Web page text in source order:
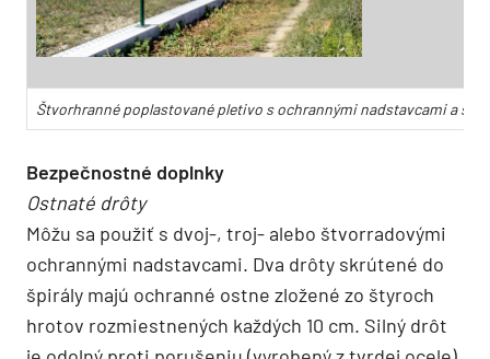
Štvorhranné poplastované pletivo s ochrannými nadstavcami a s
Bezpečnostné doplnky
Ostnaté drôty
Môžu sa použiť s dvoj-, troj- alebo štvorradovými
ochrannými nadstavcami. Dva drôty skrútené do
špirály majú ochranné ostne zložené zo štyroch
hrotov rozmiestnených každých 10 cm. Silný drôt